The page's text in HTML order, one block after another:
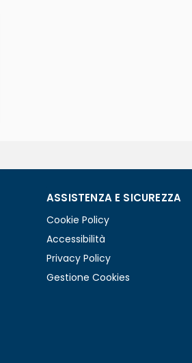
ASSISTENZA E SICUREZZA
Cookie Policy
Accessibilità
Privacy Policy
Gestione Cookies